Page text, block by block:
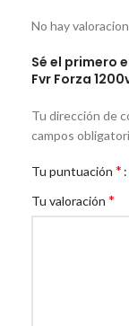
No hay
Sé el primero
Fvr Forza
Tu dirección de
campos
Tu puntuación *
Tu valoración *